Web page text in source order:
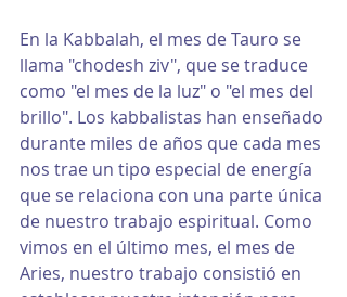
En la Kabbalah, el mes de Tauro se
llama "chodesh ziv", que se traduce
como "el mes de la luz" o "el mes del
brillo". Los kabbalistas han enseñado
durante miles de años que cada mes
nos trae un tipo especial de energía
que se relaciona con una parte única
de nuestro trabajo espiritual. Como
vimos en el último mes, el mes de
Aries, nuestro trabajo consistió en